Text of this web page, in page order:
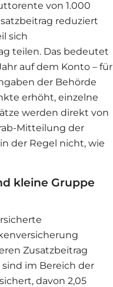
von 1.000
reduziert
sich
teilen. Das bedeutet
auf dem Konto – für
der Behörde
erhöht, einzelne
werden direkt von
Mitteilung der
der Regel nicht, wie
kleine Gruppe
Zusatzbeitrag
im Bereich der
davon 2,05